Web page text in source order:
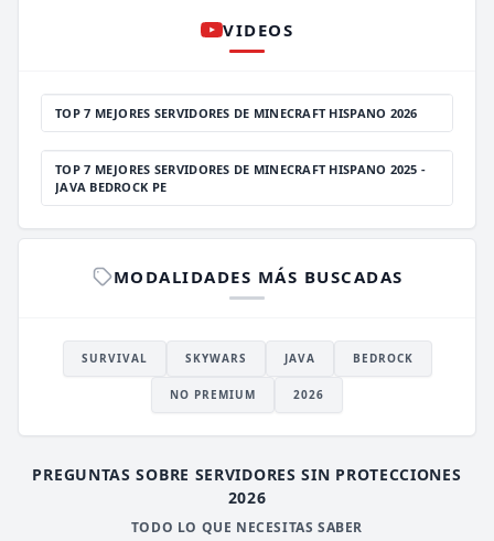
VIDEOS
TOP 7 MEJORES SERVIDORES DE MINECRAFT HISPANO 2026
TOP 7 MEJORES SERVIDORES DE MINECRAFT HISPANO 2025 -
JAVA BEDROCK PE
MODALIDADES MÁS BUSCADAS
SURVIVAL SKYWARS JAVA BEDROCK
NO PREMIUM 2026
PREGUNTAS SOBRE SERVIDORES SIN PROTECCIONES
2026
TODO LO QUE NECESITAS SABER